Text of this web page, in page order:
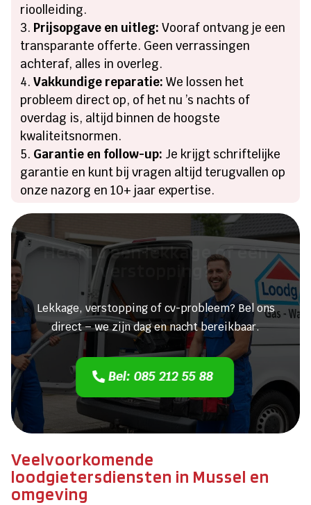
rioolleiding.
Prijsopgave en uitleg: Vooraf ontvang je een
transparante offerte. Geen verrassingen
achteraf, alles in overleg.
Vakkundige reparatie: We lossen het
probleem direct op, of het nu ’s nachts of
overdag is, altijd binnen de hoogste
kwaliteitsnormen.
Garantie en follow-up: Je krijgt schriftelijke
garantie en kunt bij vragen altijd terugvallen op
onze nazorg en 10+ jaar expertise.
Heeft u een lekkage of een
verstopping?
Lekkage, verstopping of cv-probleem? Bel ons
direct – we zijn dag en nacht bereikbaar.
Bel: 085 212 55 88
Veelvoorkomende
loodgietersdiensten in Mussel en
omgeving